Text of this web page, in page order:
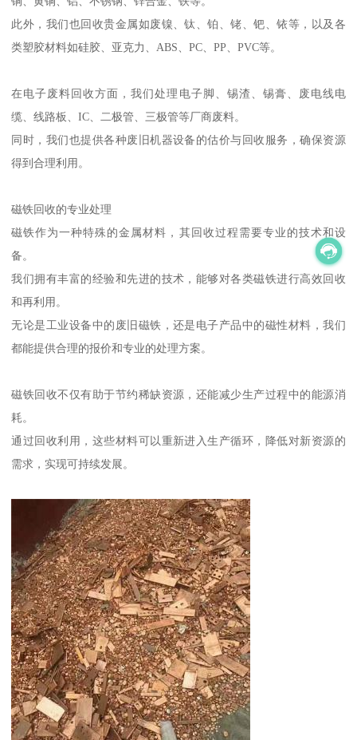
此外，我们也回收贵金属如废镍、钛、铂、铑、钯、铱等，以及各
类塑胶材料如硅胶、亚克力、ABS、PC、PP、PVC等。
在电子废料回收方面，我们处理电子脚、锡渣、锡膏、废电线电
缆、线路板、IC、二极管、三极管等厂商废料。
同时，我们也提供各种废旧机器设备的估价与回收服务，确保资源
得到合理利用。
磁铁回收的专业处理
磁铁作为一种特殊的金属材料，其回收过程需要专业的技术和设
备。
我们拥有丰富的经验和先进的技术，能够对各类磁铁进行高效回收
和再利用。
无论是工业设备中的废旧磁铁，还是电子产品中的磁性材料，我们
都能提供合理的报价和专业的处理方案。
磁铁回收不仅有助于节约稀缺资源，还能减少生产过程中的能源消
耗。
通过回收利用，这些材料可以重新进入生产循环，降低对新资源的
需求，实现可持续发展。